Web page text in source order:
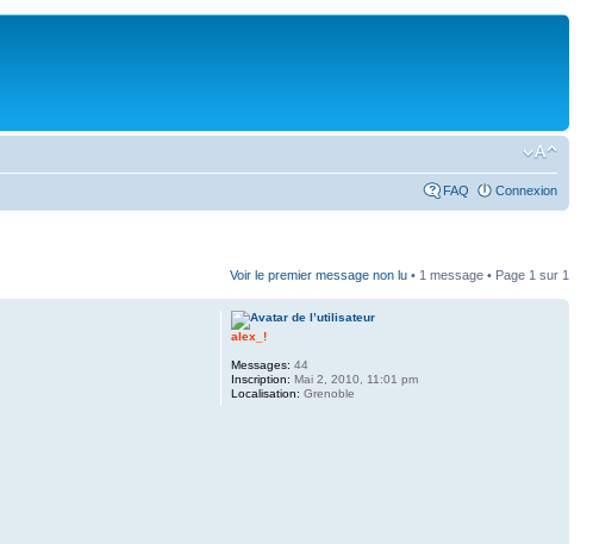
FAQ Connexion
Voir le premier message non lu • 1 message • Page 1 sur 1
alex_!
Messages: 44
Inscription: Mai 2, 2010, 11:01 pm
Localisation: Grenoble